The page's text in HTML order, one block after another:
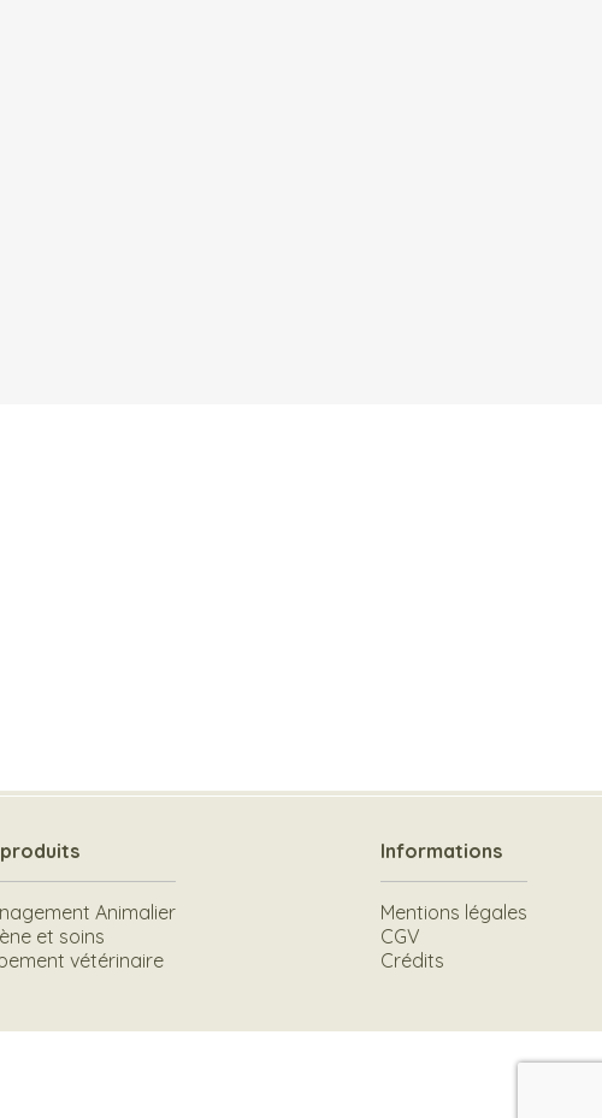
Animalier
et soins
vétérinaire
Informations
Mentions légales
CGV
Crédits